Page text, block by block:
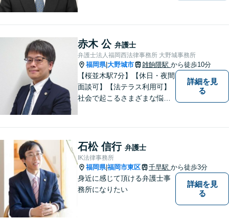
上で、最適な解決策を共に考
えます。
赤木 公 弁護士
弁護士法人福岡西法律事務所 大野城事務所
福岡県|大野城市 雑餉隈駅 から徒歩10分
【桜並木駅7分】【休日・夜間
面談可】【法テラス利用可】
社会で起こるさまざまな悩み
す。 困りごとやご相談があり
ましたら、どうぞお気軽にお
声がけください。
詳細を見
る
石松 信行 弁護士
IK法律事務所
福岡県|福岡市東区 千早駅 から徒歩3分
身近に感じて頂ける弁護士事
務所になりたい
詳細を見
る